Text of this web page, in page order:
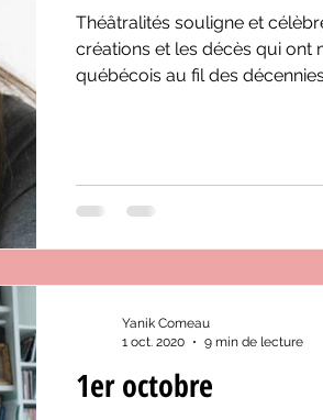
Théâtralités souligne et
créations et les décès qui ont
québécois au fil des
1er octobre
Yanik Comeau
1 oct. 2020
9 min de lecture